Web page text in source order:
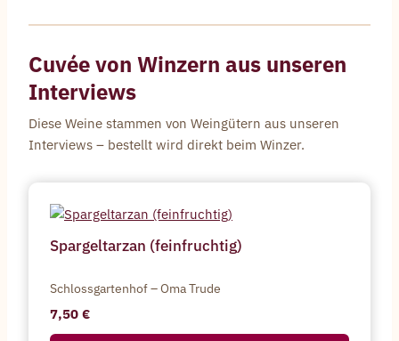
Cuvéevon Winzern aus unseren
Interviews
Diese Weine stammen von Weingütern aus unseren
Interviews – bestellt wird direkt beim Winzer.
Spargeltarzan (feinfruchtig)
Schlossgartenhof – Oma Trude
7,50